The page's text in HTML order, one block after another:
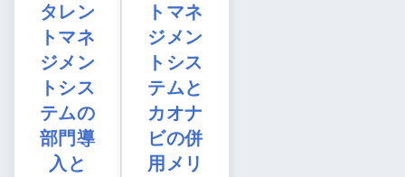
タレン
トマネ
ジメン
トシス
テムの
部門導
入と
トマネ
ジメン
トシス
テムと
カオナ
ビの併
用メリ